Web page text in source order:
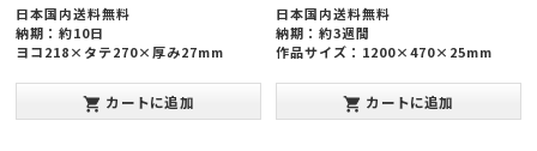
SOLD OUT
日本国内送料無料
納期：約10日
ヨコ218×タテ270×厚み27mm
shopping_cart カートに追加
日本国内送料無料
納期：約3週間
作品サイズ：1200×470×25mm
発表年：2015年
shopping_cart カートに追加